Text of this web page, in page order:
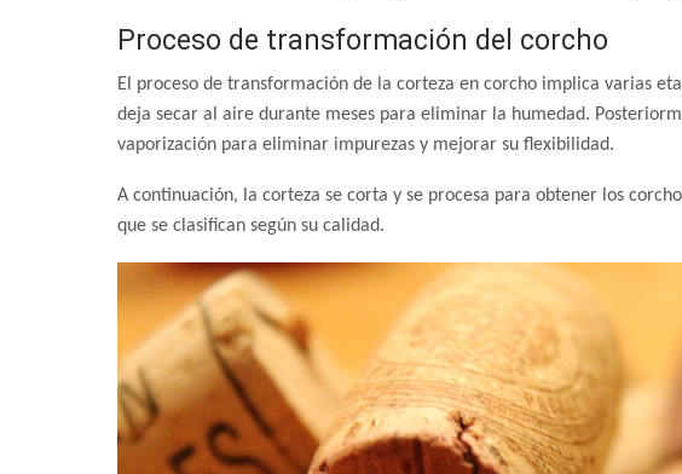
Proceso de transformación del corcho
El proceso de transformación de la corteza en corcho implica varias
deja secar al aire durante meses para eliminar la humedad.
vaporización para eliminar impurezas y mejorar su flexibilidad.
A continuación, la corteza se corta y se procesa para obtener los
que se clasifican según su calidad.